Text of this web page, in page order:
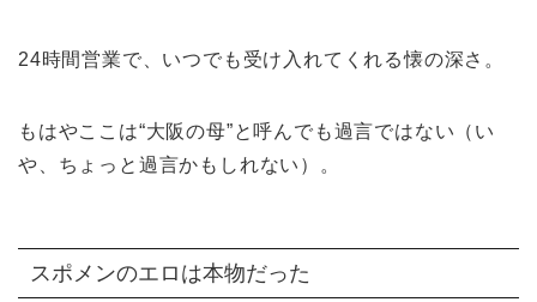
24時間営業で、いつでも受け入れてくれる懐の深さ。
もはやここは“大阪の母”と呼んでも過言ではない（い
や、ちょっと過言かもしれない）。
スポメンのエロは本物だった